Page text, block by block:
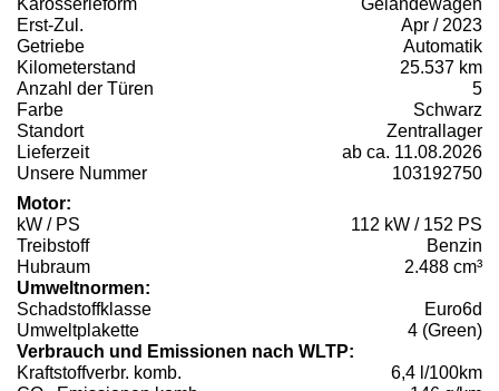
Karosserieform
Geländewagen
Erst-Zul.
Apr / 2023
Getriebe
Automatik
Kilometerstand
25.537 km
Anzahl der Türen
5
Farbe
Schwarz
Standort
Zentrallager
Lieferzeit
ab ca. 11.08.2026
Unsere Nummer
103192750
Motor:
kW / PS
112 kW / 152 PS
Treibstoff
Benzin
Hubraum
2.488 cm³
Umweltnormen:
Schadstoffklasse
Euro6d
Umweltplakette
4 (Green)
Verbrauch und Emissionen nach WLTP:
Kraftstoffverbr. komb.
6,4 l/100km